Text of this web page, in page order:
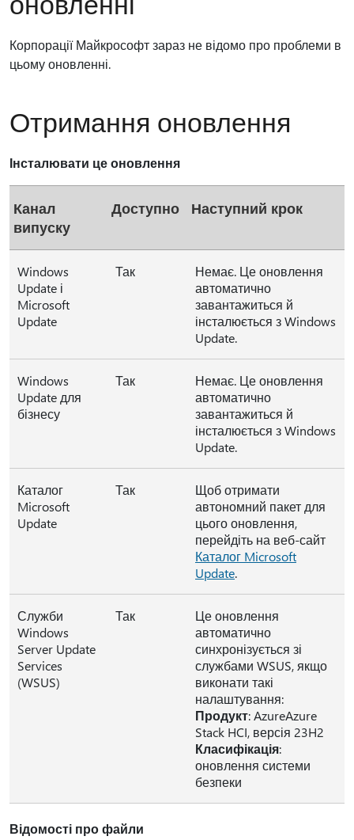
Корпорації Майкрософт зараз не відомо про проблеми в
цьому оновленні.
Отримання оновлення
Інсталювати це оновлення
Канал
випуску
Доступно Наступний крок
Windows
Update і
Microsoft
Update
Так
Немає. Це оновлення
автоматично
завантажиться й
інсталюється з Windows
Update.
Windows
Update для
бізнесу
Так
Немає. Це оновлення
автоматично
завантажиться й
інсталюється з Windows
Update.
Каталог
Microsoft
Update
Так
Щоб отримати
автономний пакет для
цього оновлення,
перейдіть на веб-сайт
Каталог Microsoft
Update.
Служби
Windows
Server Update
Services
(WSUS)
Так
Це оновлення
автоматично
синхронізується зі
службами WSUS, якщо
виконати такі
налаштування:
Продукт: AzureAzure
Stack HCI, версія 23H2
Класифікація:
оновлення системи
безпеки
Відомості про файли